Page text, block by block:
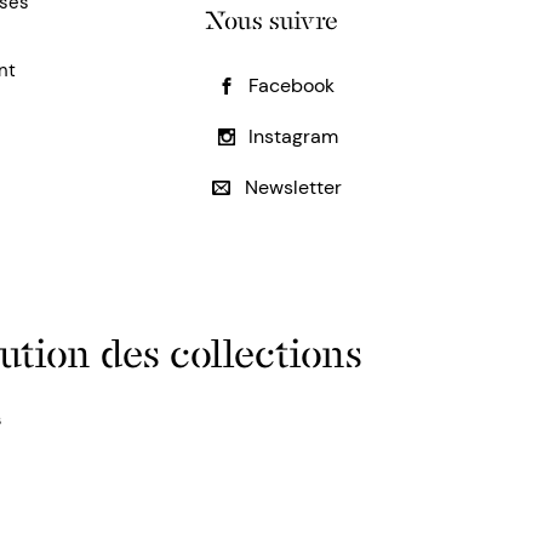
Nous suivre
Facebook
Instagram
Newsletter
des collections